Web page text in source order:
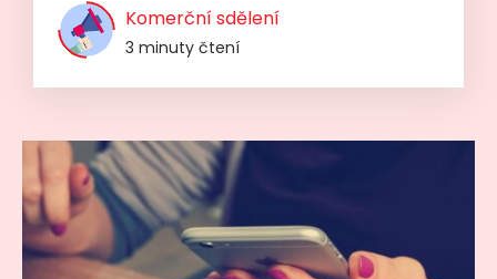
Komerční sdělení
3 minuty čtení